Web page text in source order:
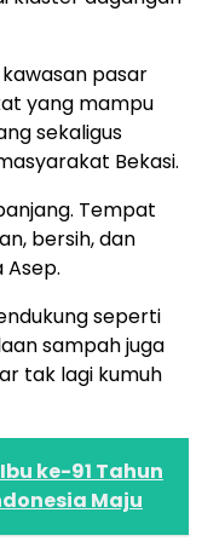
pasar
yang mampu
sekaligus
Bekasi.
Tempat
bersih, dan
Asep.
seperti
sampah juga
tak lagi kumuh
ke-91 Tahun
Maju